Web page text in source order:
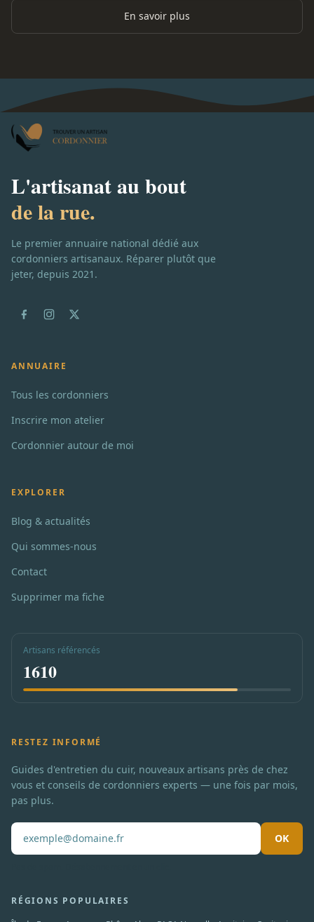
En savoir plus
L'artisanat au bout
de la rue.
Le premier annuaire national dédié aux
cordonniers artisanaux. Réparer plutôt que
jeter, depuis 2021.
ANNUAIRE
Tous les cordonniers
Inscrire mon atelier
Cordonnier autour de moi
EXPLORER
Blog & actualités
Qui sommes-nous
Contact
Supprimer ma fiche
Artisans référencés
1610
RESTEZ INFORMÉ
Guides d'entretien du cuir, nouveaux artisans près de chez
vous et conseils de cordonniers experts — une fois par mois,
pas plus.
OK
RÉGIONS POPULAIRES